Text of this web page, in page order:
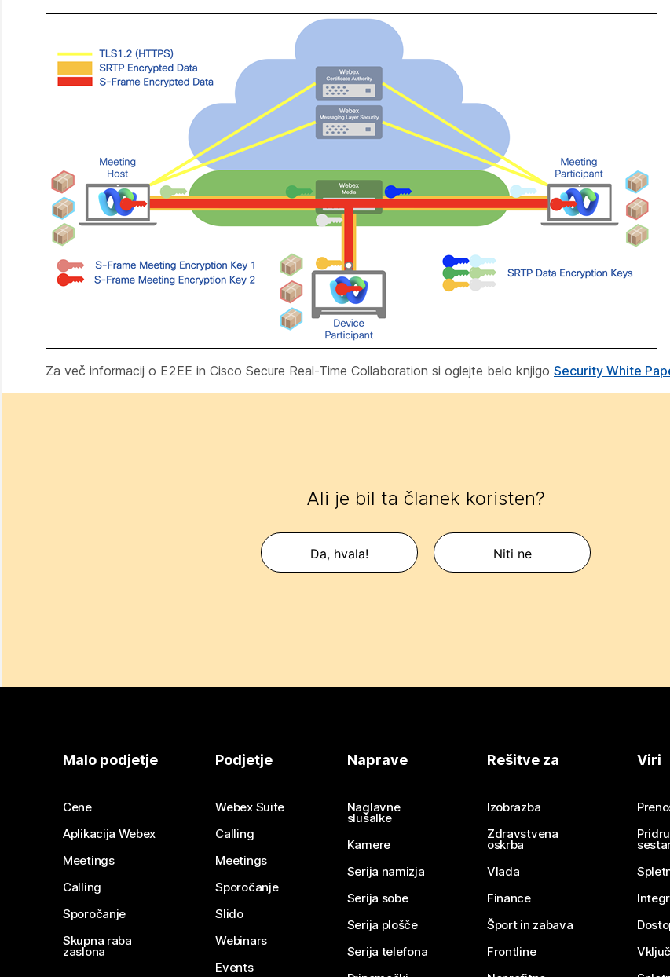
Za več informacij o E2EE in Cisco Secure Real-Time Collaboration si oglejte belo knjigo Security White
Ali je bil ta članek koristen?
Da, hvala! Niti ne
Malo podjetje
Cene
Aplikacija Webex
Meetings
Calling
Sporočanje
Skupna raba
zaslona
Podjetje
Webex Suite
Calling
Meetings
Sporočanje
Slido
Webinars
Events
Naprave
Naglavne
slušalke
Kamere
Serija namizja
Serija sobe
Serija plošče
Serija telefona
Rešitve za
Izobrazba
Zdravstvena
oskrba
Vlada
Finance
Šport in zabava
Frontline
Viri